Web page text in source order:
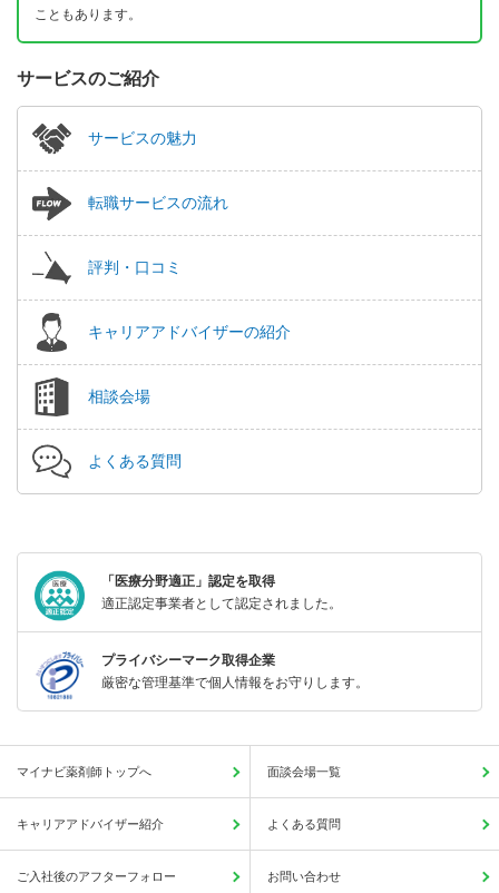
こともあります。
サービスのご紹介
サービスの魅力
転職サービスの流れ
評判・口コミ
キャリアアドバイザーの紹介
相談会場
よくある質問
「医療分野適正」認定を取得
適正認定事業者として認定されました。
プライバシーマーク取得企業
厳密な管理基準で個人情報をお守りします。
マイナビ薬剤師トップへ 面談会場一覧
キャリアアドバイザー紹介 よくある質問
ご入社後のアフターフォロー お問い合わせ